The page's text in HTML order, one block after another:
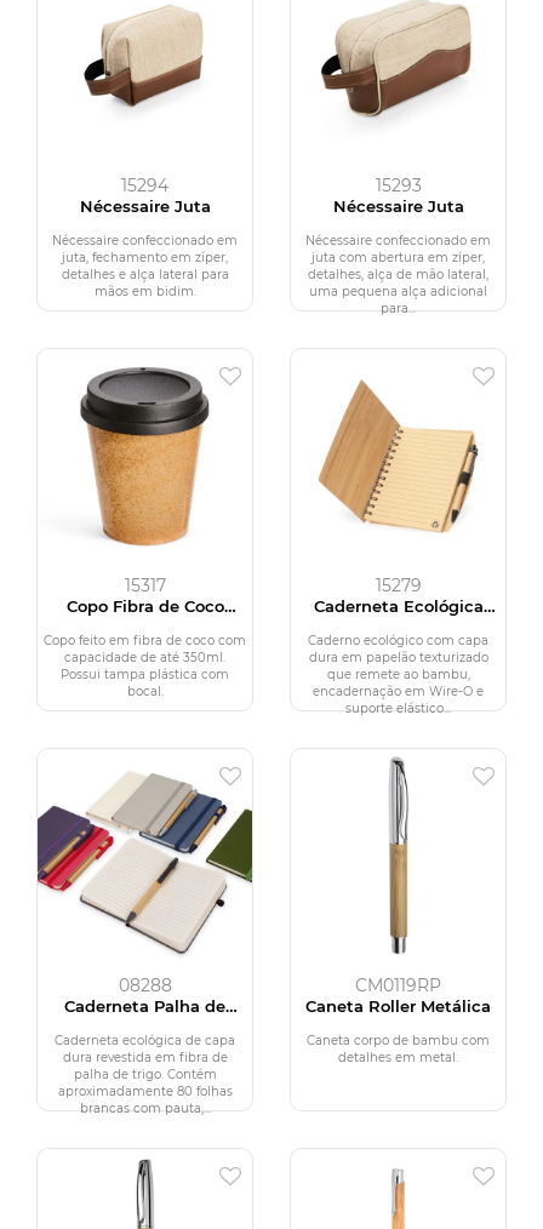
15294
Nécessaire Juta
Nécessaire confeccionado em
juta, fechamento em zíper,
detalhes e alça lateral para
mãos em bidim.
15293
Nécessaire Juta
Nécessaire confeccionado em
juta com abertura em zíper,
detalhes, alça de mão lateral,
uma pequena alça adicional
para...
15317
Copo Fibra de Coco
Copo feito em fibra de coco com
capacidade de até 350ml.
Possui tampa plástica com
bocal.
15279
Caderneta Ecológica
Caderno ecológico com capa
dura em papelão texturizado
que remete ao bambu,
encadernação em Wire-O e
suporte elástico...
08288
Caderneta Palha de
Caderneta ecológica de capa
dura revestida em fibra de
palha de trigo. Contém
aproximadamente 80 folhas
brancas com pauta,...
CM0119RP
Caneta Roller Metálica
Caneta corpo de bambu com
detalhes em metal.